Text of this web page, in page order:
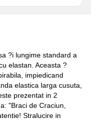
?i lungime standard a
elastan. Aceasta ?
impiedicand
elastica larga cusuta,
prezentat in 2
"Braci de Craciun,
Stralucire in